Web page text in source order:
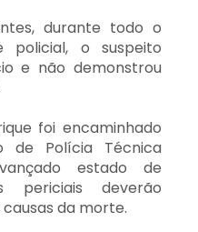
durante todo o
o suspeito
e não demonstrou
foi encaminhado
de Polícia Técnica
estado de
periciais deverão
da morte.